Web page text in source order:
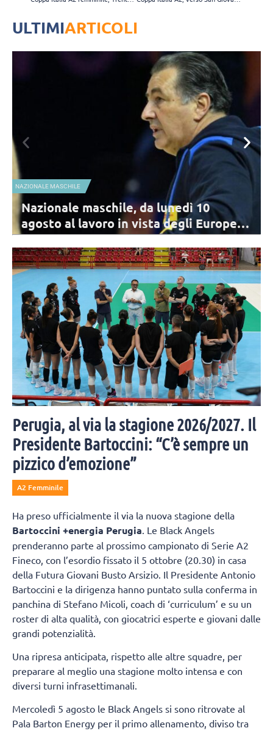
ULTIMIARTICOLI
da lunedì 10
in vista degli Europei: i
I 17 convocati di De Giorgi per il primo
A1 FEMMINILE
Vallefoglia
agosto. Candi:
delle atlete delle
congiunti.
Perugia, al via la stagione 2026/2027. Il
Presidente Bartoccini: “C’è sempre un
pizzico d’emozione”
A2 Femminile
Ha preso ufficialmente il via la nuova stagione della
Bartoccini +energia Perugia . Le Black Angels
prenderanno parte al prossimo campionato di Serie A2
Fineco, con l’esordio fissato il 5 ottobre (20.30) in casa
della Futura Giovani Busto Arsizio. Il Presidente Antonio
Bartoccini e la dirigenza hanno puntato sulla conferma in
panchina di Stefano Micoli, coach di ‘curriculum’ e su un
roster di alta qualità, con giocatrici esperte e giovani dalle
grandi potenzialità.
Una ripresa anticipata, rispetto alle altre squadre, per
preparare al meglio una stagione molto intensa e con
diversi turni infrasettimanali.
Mercoledì 5 agosto le Black Angels si sono ritrovate al
Pala Barton Energy per il primo allenamento, diviso tra